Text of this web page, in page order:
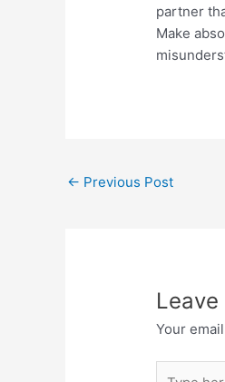
partner
Make
← Previous Post
Your